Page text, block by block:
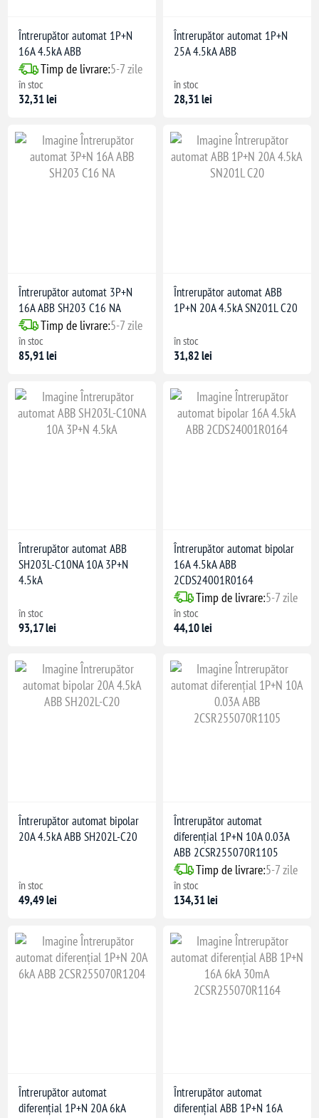
Întrerupător automat 1P+N
16A 4.5kA ABB
Timp de livrare:5-7 zile
în stoc
32,31 lei
Întrerupător automat 1P+N
25A 4.5kA ABB
în stoc
28,31 lei
Întrerupător automat 3P+N
16A ABB SH203 C16 NA
Timp de livrare:5-7 zile
în stoc
85,91 lei
Întrerupător automat ABB
1P+N 20A 4.5kA SN201L C20
în stoc
31,82 lei
Întrerupător automat ABB
SH203L-C10NA 10A 3P+N
4.5kA
în stoc
93,17 lei
Întrerupător automat bipolar
16A 4.5kA ABB
2CDS24001R0164
Timp de livrare:5-7 zile
în stoc
44,10 lei
Întrerupător automat bipolar
20A 4.5kA ABB SH202L-C20
în stoc
49,49 lei
Întrerupător automat
diferențial 1P+N 10A 0.03A
ABB 2CSR255070R1105
Timp de livrare:5-7 zile
în stoc
134,31 lei
Întrerupător automat
diferențial 1P+N 20A 6kA
Întrerupător automat
diferențial ABB 1P+N 16A